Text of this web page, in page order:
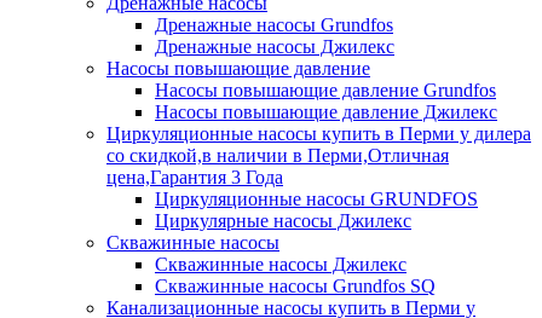
Дренажные насосы Grundfos
Дренажные насосы Джилекс
Насосы повышающие давление
Насосы повышающие давление Grundfos
Насосы повышающие давление Джилекс
Циркуляционные насосы купить в Перми у дилера
со скидкой,в наличии в Перми,Отличная
цена,Гарантия 3 Года
Циркуляционные насосы GRUNDFOS
Циркулярные насосы Джилекс
Скважинные насосы
Скважинные насосы Джилекс
Скважинные насосы Grundfos SQ
Канализационные насосы купить в Перми у